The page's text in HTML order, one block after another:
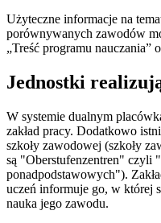
Użyteczne informacje na
porównywanych zawodów
„Treść programu nauczania”
Jednostki
W systemie dualnym
zakład pracy. Dodatkowo
szkoły zawodowej (szkoły
są "Oberstufenzentren" czyli
ponadpodstawowych").
uczeń informuje go, w której
nauka jego zawodu.